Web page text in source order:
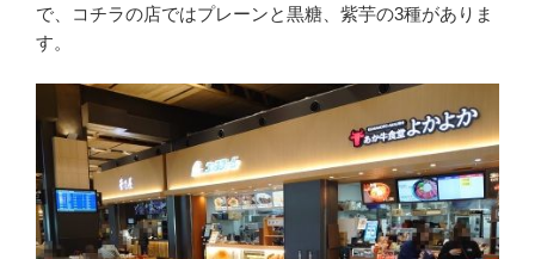
で、コチラの店ではプレーンと黒糖、紫芋の3種がありま
す。